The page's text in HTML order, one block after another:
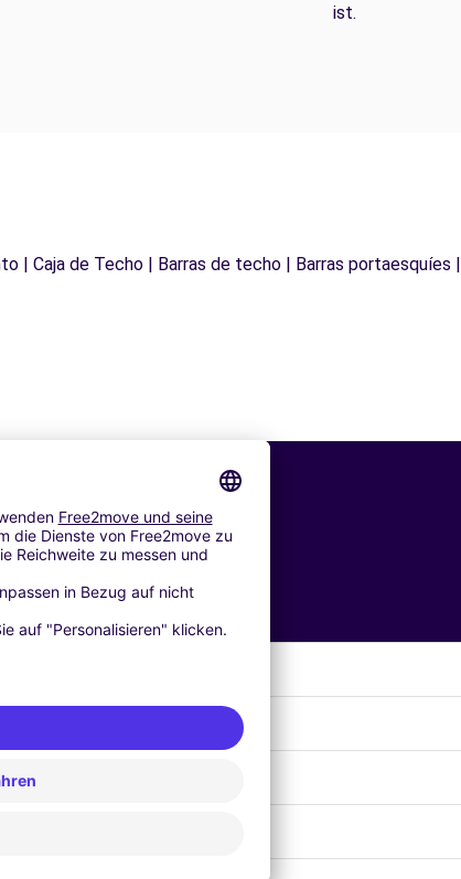
ist.
| Caja de Techo | Barras de techo | Barras portaesquíes |